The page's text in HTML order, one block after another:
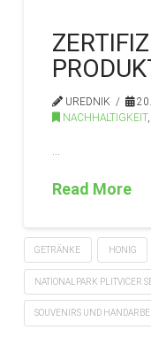
UREDNIK
20.
NACHHALTIGKEIT,
Read More
GETRÄNKE HONIG
NATIONALPARK PLITVICER
SOUVENIRS UND